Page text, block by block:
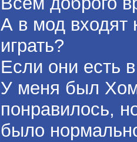
А в мод входят
играть?
Если они есть
У меня был
понравилось,
было